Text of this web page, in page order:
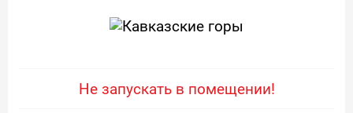
Не запускать в помещении!